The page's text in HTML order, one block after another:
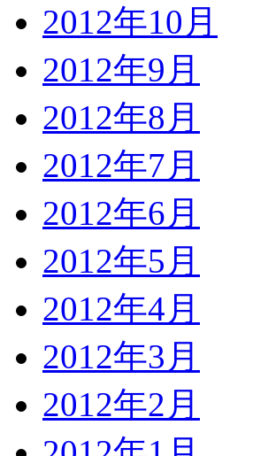
2012年10月
2012年9月
2012年8月
2012年7月
2012年6月
2012年5月
2012年4月
2012年3月
2012年2月